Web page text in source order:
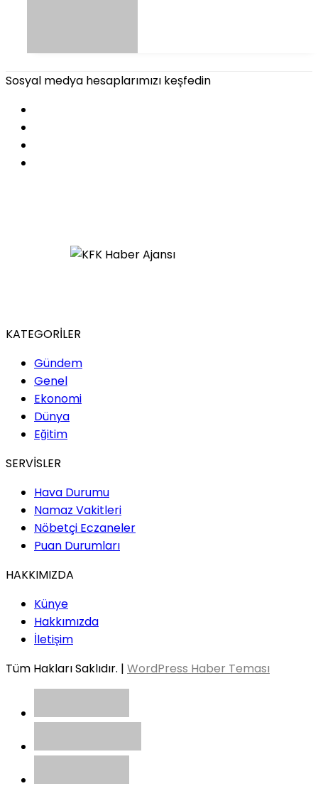
Sosyal medya hesaplarımızı keşfedin
KATEGORİLER
Gündem
Genel
Ekonomi
Dünya
Eğitim
SERVİSLER
Hava Durumu
Namaz Vakitleri
Nöbetçi Eczaneler
Puan Durumları
HAKKIMIZDA
Künye
Hakkımızda
İletişim
Tüm Hakları Saklıdır. | WordPress Haber Teması